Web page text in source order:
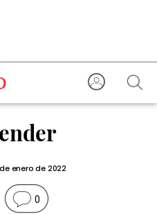
enero de 2022
0